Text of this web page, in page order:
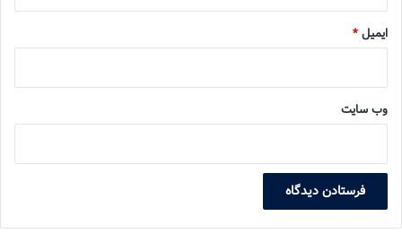
ایمیل*
وب‌ سایت